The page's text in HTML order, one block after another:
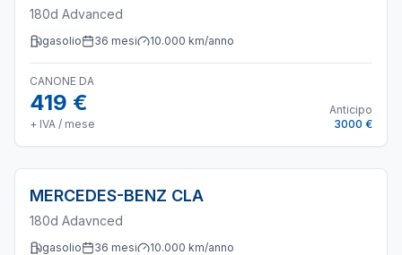
180d Advanced
gasolio 36 mesi 10.000 km/anno
CANONE DA
419 €
+ IVA / mese
Anticipo
3000 €
MERCEDES-BENZ CLA
180d Adavnced
gasolio 36 mesi 10.000 km/anno